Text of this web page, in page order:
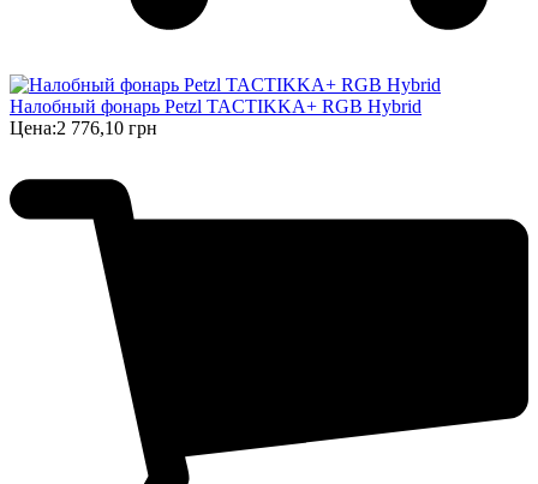
Налобный фонарь Petzl TACTIKKA+ RGB Hybrid
Цена:2 776,10 грн